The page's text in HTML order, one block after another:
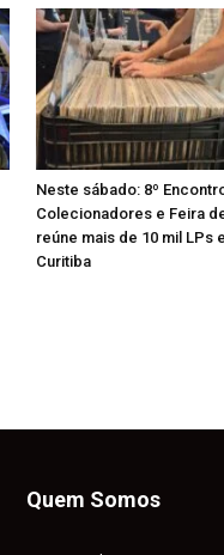
Neste sábado: 8º
Colecionadores e Feira
reúne mais de 10 mil LPs
Curitiba
Quem Somos